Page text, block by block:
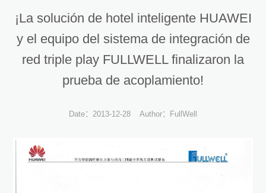
¡La solución de hotel inteligente HUAWEI
y el equipo del sistema de integración de
red triple play FULLWELL finalizaron la
prueba de acoplamiento!
Date：2013-12-28 Author：FullWell